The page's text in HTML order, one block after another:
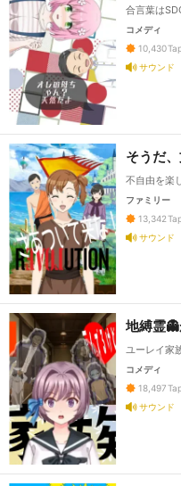
合言葉は
コメディ
10,430
サウンド
そうだ
不自由を楽
ファミリー
13,342
サウンド
地縛霊
ユーレイ家
コメディ
18,497
サウンド